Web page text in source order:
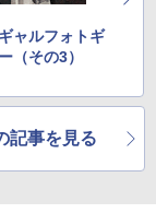
ャルフォトギ
（その3）
記事を見る